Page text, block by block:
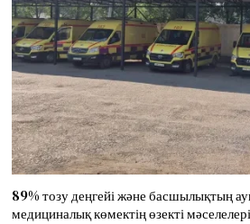
89% тозу деңгейі және басшылықтың
медициналық көмектің өзекті мәселелері